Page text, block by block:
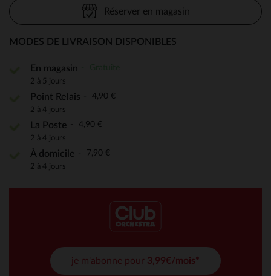
Réserver en magasin
MODES DE LIVRAISON DISPONIBLES
En magasin
2 à 5 jours
Point Relais 4,90 €
2 à 4 jours
La Poste 4,90 €
2 à 4 jours
À domicile 7,90 €
2 à 4 jours
je m'abonne pour 3,99€/mois*